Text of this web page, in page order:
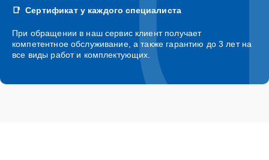
Сертификат у каждого специалиста
При обращении в наш сервис клиент получает
компетентное обслуживание, а также гарантию до 3 лет на
все виды работ и комплектующих.